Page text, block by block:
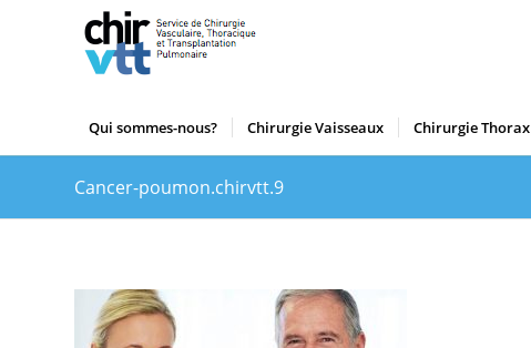
Qui sommes-nous? Chirurgie Vaisseaux Chirurgie Thorax
Cancer-poumon.chirvtt.9